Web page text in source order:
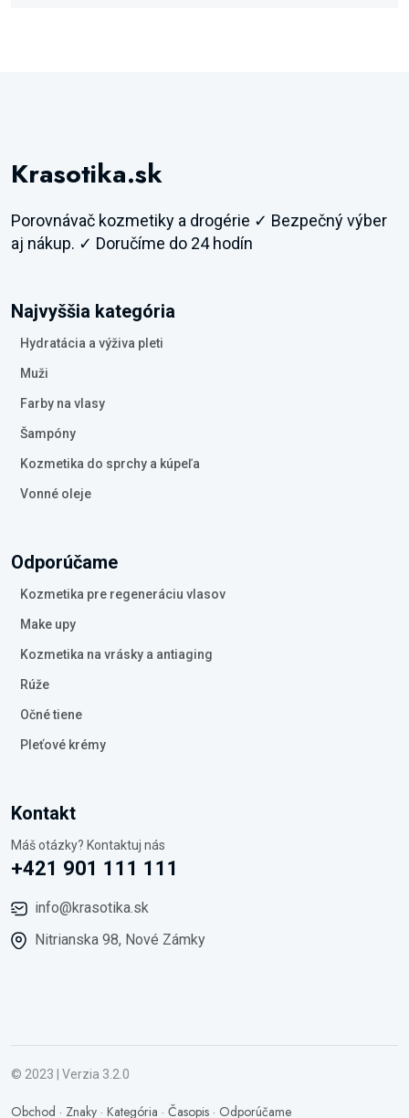
Krasotika.sk
Porovnávač kozmetiky a drogérie ✓ Bezpečný výber
aj nákup. ✓ Doručíme do 24 hodín
Najvyššia kategória
Hydratácia a výživa pleti
Muži
Farby na vlasy
Šampóny
Kozmetika do sprchy a kúpeľa
Vonné oleje
Odporúčame
Kozmetika pre regeneráciu vlasov
Make upy
Kozmetika na vrásky a antiaging
Rúže
Očné tiene
Pleťové krémy
Kontakt
Máš otázky? Kontaktuj nás
+421 901 111 111
info@krasotika.sk
Nitrianska 98, Nové Zámky
© 2023 | Verzia 3.2.0
Obchod · Znaky · Kategória · Časopis · Odporúčame